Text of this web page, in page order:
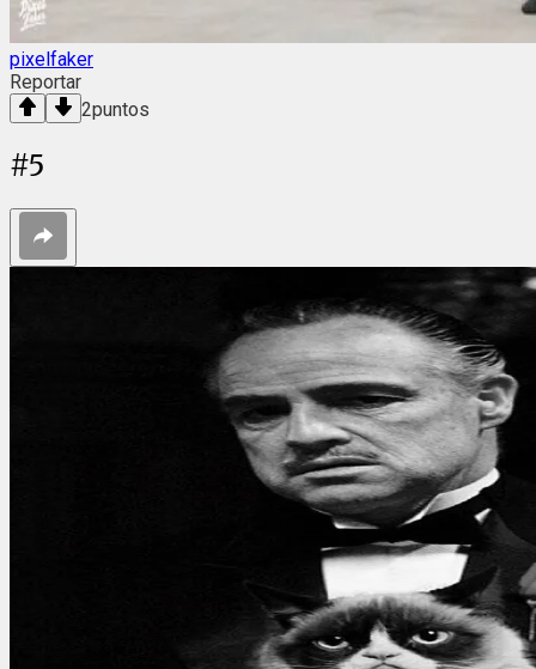
pixelfaker
Reportar
2puntos
#5